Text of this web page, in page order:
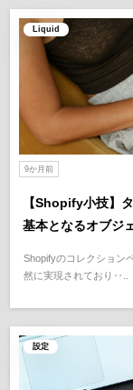
Liquid
9か月前
【Shopify小技】
基本となるオブジ
Shopifyのコレクション
然に実現されており‥..
設定